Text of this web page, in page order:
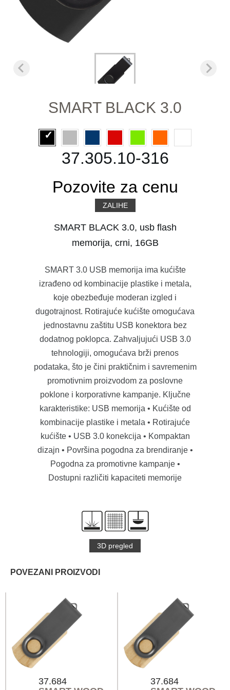
SMART BLACK 3.0
37.305.10-316
Pozovite za cenu
ZALIHE
SMART BLACK 3.0, usb flash
memorija, crni, 16GB
SMART 3.0 USB memorija ima kućište
izrađeno od kombinacije plastike i metala,
koje obezbeđuje moderan izgled i
dugotrajnost. Rotirajuće kućište omogućava
jednostavnu zaštitu USB konektora bez
dodatnog poklopca. Zahvaljujući USB 3.0
tehnologiji, omogućava brži prenos
podataka, što je čini praktičnim i savremenim
promotivnim proizvodom za poslovne
poklone i korporativne kampanje. Ključne
karakteristike: USB memorija • Kućište od
kombinacije plastike i metala • Rotirajuće
kućište • USB 3.0 konekcija • Kompaktan
dizajn • Površina pogodna za brendiranje •
Pogodna za promotivne kampanje •
Dostupni različiti kapaciteti memorije
3D pregled
POVEZANI PROIZVODI
37.684
37.684